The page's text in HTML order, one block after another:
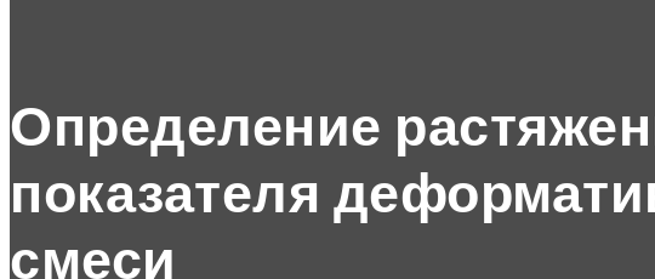
Определение
показателя
смеси